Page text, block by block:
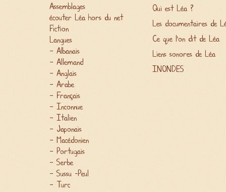
Assemblages
écouter Léa hors du net
Fiction
Langues
Albanais
Allemand
Anglais
Arabe
Français
Inconnue
Italien
Japonais
Macédonien
Portugais
Serbe
Sussu -Peul
Turc
Qui est Léa ?
Les documentaires de
Ce que l'on dit de Léa
Liens sonores de Léa
INONDES